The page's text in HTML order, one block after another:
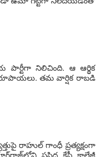
పార్టీగా నిలిచింది. ఆ ఆర్థిక
రూపాయలు. తమ వార్షిక రాబడి
రాహుల్ గాంధీ ప్రత్యక్షంగా
ప్రసిద్ధ కేపీ కాలేజీ